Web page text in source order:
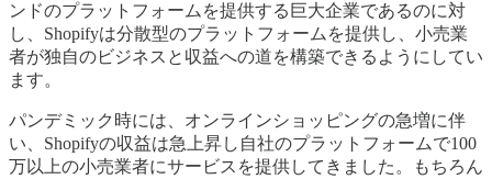
ンドのプラットフォームを提供する巨大企業であるのに対
し、Shopifyは分散型のプラットフォームを提供し、小売業
者が独自のビジネスと収益への道を構築できるようにしてい
ます。
パンデミック時には、オンラインショッピングの急増に伴
い、Shopifyの収益は急上昇し自社のプラットフォームで100
万以上の小売業者にサービスを提供してきました。もちろん